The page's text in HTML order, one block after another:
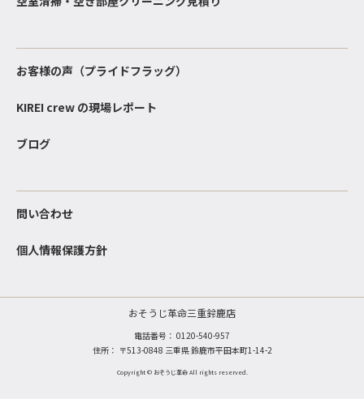
お客様の声（プライドフラッグ）
KIREI crew の現場レポート
ブログ
問い合わせ
個人情報保護方針
おそうじ革命三重鈴鹿店
電話番号： 0120-540-957
住所： 〒513-0848 三重県 鈴鹿市平田本町1-14-2
Copyright © おそうじ革命 All rights reserved.